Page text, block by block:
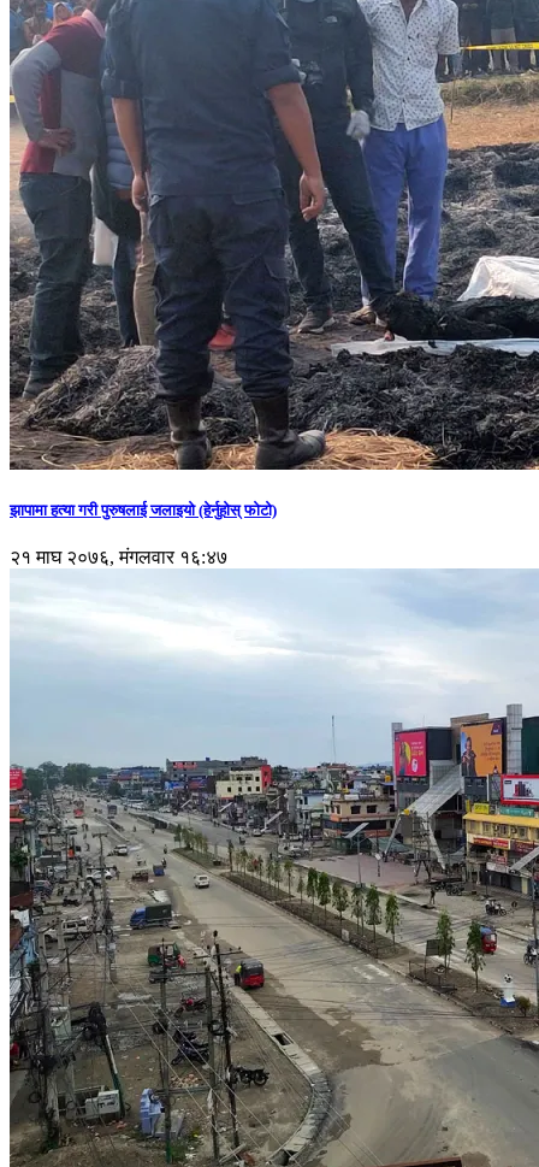
झापामा हत्या गरी पुरुषलाई जलाइयो (हेर्नुहाेस् फाेटाे)
२१ माघ २०७६, मंगलवार १६:४७